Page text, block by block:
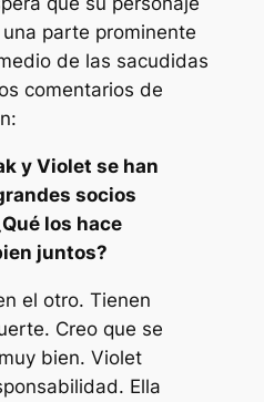
parte prominente
de las sacudidas
comentarios de
y Violet se han
socios
los hace
juntos?
el otro. Tienen
Creo que se
bien. Violet
Ella